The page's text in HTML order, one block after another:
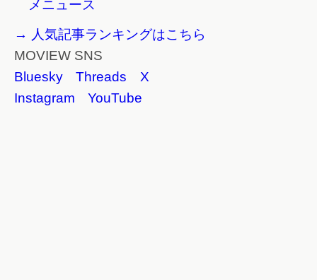
メニュース
→ 人気記事ランキングはこちら
MOVIEW SNS
Bluesky
Threads
X
Instagram
YouTube